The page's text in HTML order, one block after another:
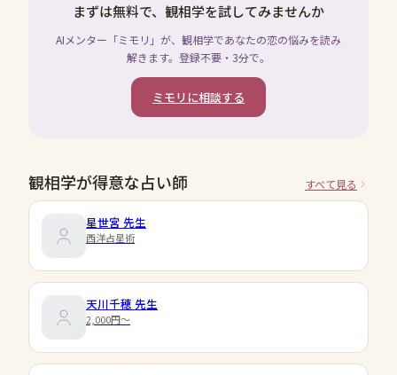
まずは無料で、観相学を試してみませんか
AIメンター「ミモリ」が、観相学であなたの恋の悩みを読み
解きます。登録不要・3分で。
ミモリに相談する
観相学が得意な占い師 すべて見る
星世宮 先生
西洋占星術
天川千穂 先生
2,000円〜